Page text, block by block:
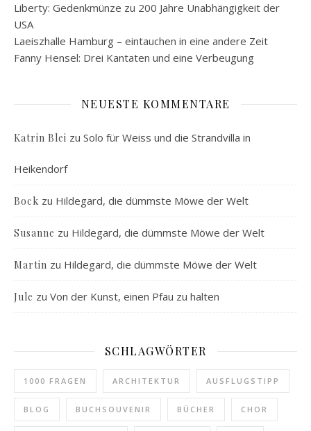
Liberty: Gedenkmünze zu 200 Jahre Unabhängigkeit der
USA
Laeiszhalle Hamburg – eintauchen in eine andere Zeit
Fanny Hensel: Drei Kantaten und eine Verbeugung
NEUESTE KOMMENTARE
Katrin Blei zu Solo für Weiss und die Strandvilla in
Heikendorf
Bock zu Hildegard, die dümmste Möwe der Welt
Susanne zu Hildegard, die dümmste Möwe der Welt
Martin zu Hildegard, die dümmste Möwe der Welt
Jule zu Von der Kunst, einen Pfau zu halten
SCHLAGWÖRTER
1000 FRAGEN ARCHITEKTUR AUSFLUGSTIPP
BLOG BUCHSOUVENIR BÜCHER CHOR